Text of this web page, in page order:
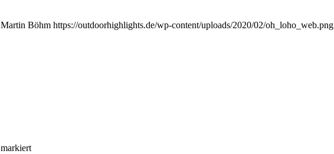
Martin Böhm https://outdoorhighlights.de/wp-content/uploads/2020/02/oh_loho_web.png
markiert